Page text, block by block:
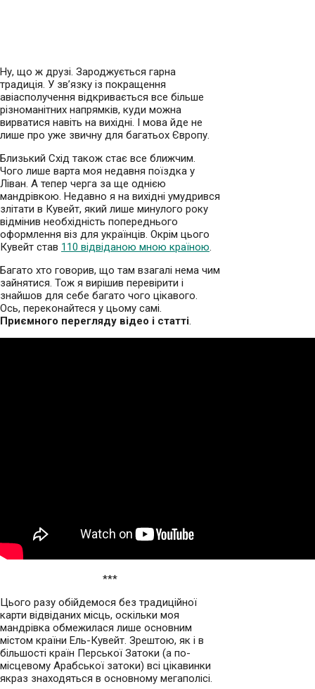
Ну, що ж друзі. Зароджується гарна
традиція. У зв’язку із покращення
авіасполучення відкривається все більше
різноманітних напрямків, куди можна
вирватися навіть на вихідні. І мова йде не
лише про уже звичну для багатьох Європу.
Близький Схід також стає все ближчим.
Чого лише варта моя недавня поїздка у
Ліван. А тепер черга за ще однією
мандрівкою. Недавно я на вихідні умудрився
злітати в Кувейт, який лише минулого року
відмінив необхідність попереднього
оформлення віз для українців. Окрім цього
Кувейт став 110 відвіданою мною країною.
Багато хто говорив, що там взагалі нема чим
зайнятися. Тож я вирішив перевірити і
знайшов для себе багато чого цікавого.
Ось, переконайтеся у цьому самі.
Приємного перегляду відео і статті.
***
Цього разу обійдемося без традиційної
карти відвіданих місць, оскільки моя
мандрівка обмежилася лише основним
містом країни Ель-Кувейт. Зрештою, як і в
більшості країн Перської Затоки (а по-
місцевому Арабської затоки) всі цікавинки
якраз знаходяться в основному мегаполісі.